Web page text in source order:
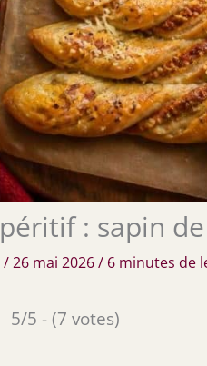
: sapin
/26 mai 2026/ 6 minutes de
5/5 - (7 votes)